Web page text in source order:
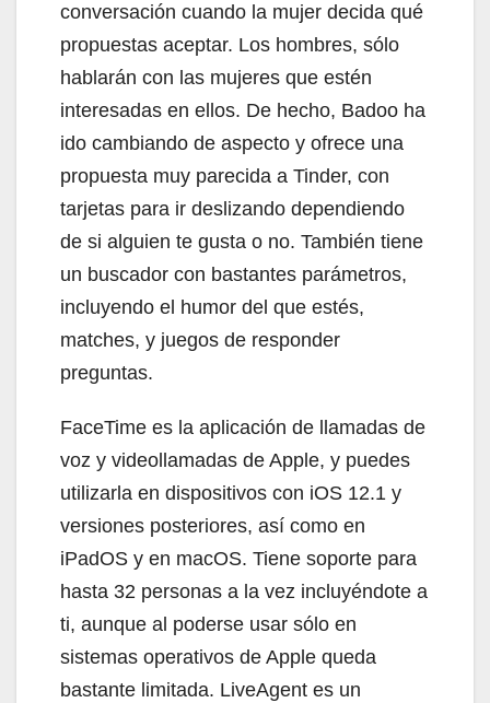
conversación cuando la mujer decida qué
propuestas aceptar. Los hombres, sólo
hablarán con las mujeres que estén
interesadas en ellos. De hecho, Badoo ha
ido cambiando de aspecto y ofrece una
propuesta muy parecida a Tinder, con
tarjetas para ir deslizando dependiendo
de si alguien te gusta o no. También tiene
un buscador con bastantes parámetros,
incluyendo el humor del que estés,
matches, y juegos de responder
preguntas.
FaceTime es la aplicación de llamadas de
voz y videollamadas de Apple, y puedes
utilizarla en dispositivos con iOS 12.1 y
versiones posteriores, así como en
iPadOS y en macOS. Tiene soporte para
hasta 32 personas a la vez incluyéndote a
ti, aunque al poderse usar sólo en
sistemas operativos de Apple queda
bastante limitada. LiveAgent es un